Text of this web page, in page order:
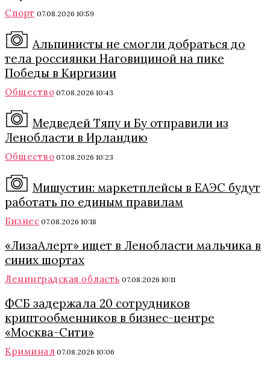
Спорт 07.08.2026 10:59
Альпинисты не смогли добраться до
тела россиянки Наговициной на пике
Победы в Киргизии
Общество 07.08.2026 10:43
Медведей Тяпу и Бу отправили из
Ленобласти в Ирландию
Общество 07.08.2026 10:23
Мишустин: маркетплейсы в ЕАЭС будут
работать по единым правилам
Бизнес 07.08.2026 10:18
«ЛизаАлерт» ищет в Ленобласти мальчика в
синих шортах
Ленинградская область 07.08.2026 10:11
ФСБ задержала 20 сотрудников
криптообменников в бизнес-центре
«Москва-Сити»
Криминал 07.08.2026 10:06